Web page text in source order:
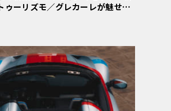
ゥーリズモ／グレカーレが魅せる
気」のイタリアンGT